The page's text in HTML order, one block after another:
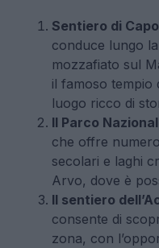
Sentiero di
conduce lungo
mozzafiato sul
il famoso tempio
luogo ricco di
Il Parco
che offre
secolari e laghi
Arvo, dove è
Il sentiero
consente di
zona, con